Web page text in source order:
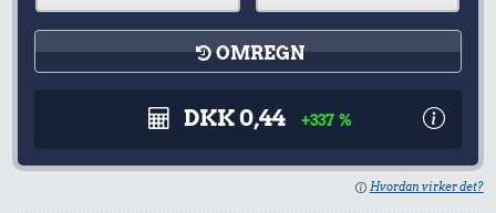
OMREGN
DKK 0,44 +337 %
Hvordan virker det?